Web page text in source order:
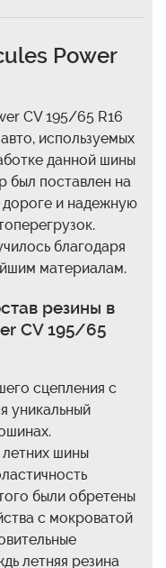
Power
CV 195/65 R16
используемых
данной шины
был поставлен на
и надежную
благодаря
материалам.
резины в
CV 195/65
сцепления с
уникальный
шины
были обретены
с мокроватой
летняя резина